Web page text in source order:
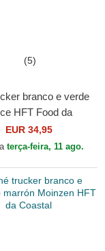
(5)
branco e verde
HFT Food da
EUR 34,95
terça-feira, 11 ago.